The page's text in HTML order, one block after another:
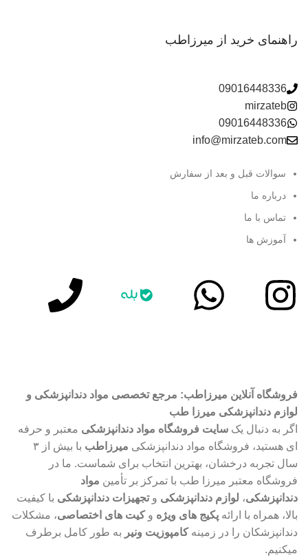
راهنمای خرید از میرزاطب
09016448336
mirzateb
09016448336
info@mirzateb.com
سوالات قبل و بعد از سفارش
درباره ما
تماس با ما
آموزش ها
فروشگاه آنلاین میرزاطب: مرجع تخصصی مواد دندانپزشکی و
لوازم دندانپزشکی میرزا طب
اگر به دنبال یک سایت فروشگاه مواد دندانپزشکی معتبر و حرفه
ای هستید، فروشگاه مواد دندانپزشکی میرزاطب
با بیش از ۳
سال تجربه درخشان، بهترین انتخاب برای شماست. ما در
فروشگاه معتبر میرزا طب با تمرکز بر تأمین مواد
دندانپزشکی، لوازم دندانپزشکی وتجهیزات دندانپزشکی با کیفیت
بالا، همراه با ارائه پکیج های ویژه وکیت های اختصاصی، مشکلات
دندانپزشکان را در زمینهکامپوزیت ونیر به طور کامل برطرف
میکنیم.